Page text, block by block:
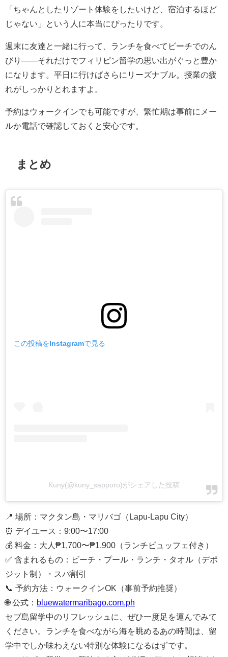
「ちゃんとしたリゾート体験をしたいけど、宿泊するほど
じゃない」という人に本当にぴったりです。
週末に友達と一緒に行って、ランチを食べてビーチでのん
びり——それだけでフィリピン留学の思い出がぐっと豊か
になります。平日に行けばさらにリーズナブル。授業の疲
れがしっかりとれますよ。
予約はウォークインでも可能ですが、繁忙期は事前にメー
ルか電話で確認しておくと安心です。
まとめ
この投稿をInstagramで見る
Kuny(@kuny_sapporo)がシェアした投稿
📍 場所：マクタン島・マリバゴ（Lapu-Lapu City）
⏰ デイユース：9:00〜17:00
💰 料金：大人₱1,700〜₱1,900（ランチビュッフェ付き）
✅ 含まれるもの：ビーチ・プール・ランチ・タオル（デポ
ジット制）・スパ割引
📞 予約方法：ウォークインOK（事前予約推奨）
🌐 公式： bluewatermaribago.com.ph
セブ島留学中のリフレッシュに、ぜひ一度足を運んでみて
ください。ランチを食べながら海を眺めるあの時間は、留
学中でしか味わえない特別な体験になるはずです。